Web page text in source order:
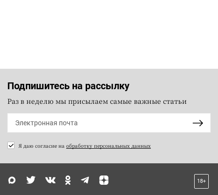
Подпишитесь на рассылку
Раз в неделю мы присылаем самые важные статьи
Я даю согласие на обработку персональных данных
18+